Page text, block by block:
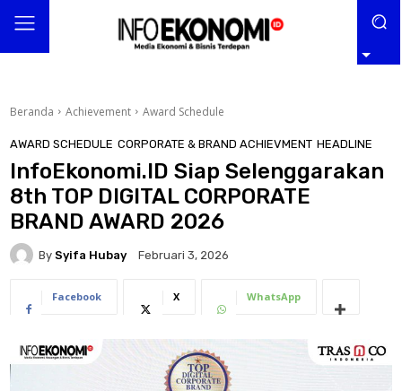
Beranda Achievement Award Schedule
AWARD SCHEDULE CORPORATE & BRAND ACHIEVMENT HEADLINE
InfoEkonomi.ID Siap Selenggarakan
8th TOP DIGITAL CORPORATE
BRAND AWARD 2026
By Syifa Hubay Februari 3, 2026
Facebook X WhatsApp